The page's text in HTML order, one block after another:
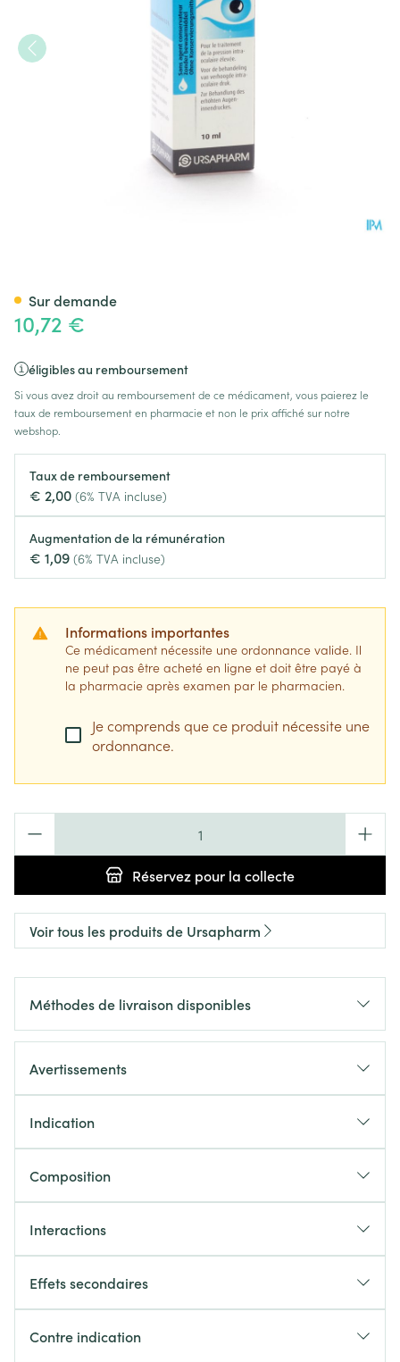
10,72 €
éligibles au remboursement
Si vous avez droit au remboursement de ce médicament, vous paierez le
taux de remboursement en pharmacie et non le prix affiché sur notre
webshop.
Taux de remboursement
€ 2,00 (6% TVA incluse)
Augmentation de la rémunération
€ 1,09 (6% TVA incluse)
Informations importantes
Ce médicament nécessite une ordonnance valide. Il
ne peut pas être acheté en ligne et doit être payé à
la pharmacie après examen par le pharmacien.
Je comprends que ce produit nécessite une
ordonnance.
Réservez pour la collecte
Sur demande
Voir tous les produits de Ursapharm
Méthodes de livraison disponibles
Avertissements
Indication
Composition
Interactions
Effets secondaires
Contre indication